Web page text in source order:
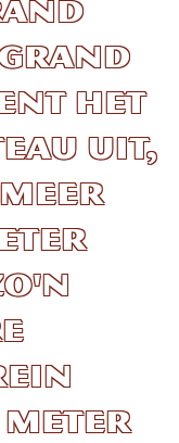
het
uit,
meter